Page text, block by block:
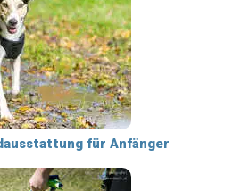
für Anfänger